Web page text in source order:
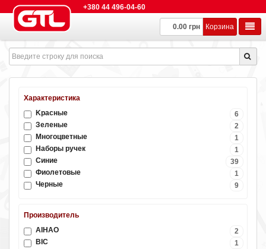
+380 44 496-04-60
0.00 грн Корзина
Характеристика
6
Kрасные
2
Зеленые
1
Многоцветные
1
Наборы ручек
39
Синие
1
Фиолетовые
9
Черные
Производитель
2
AIHAO
1
BIC